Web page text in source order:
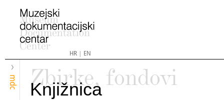
HR| EN
mdc
Zbirke, fondovi
Knjižnica